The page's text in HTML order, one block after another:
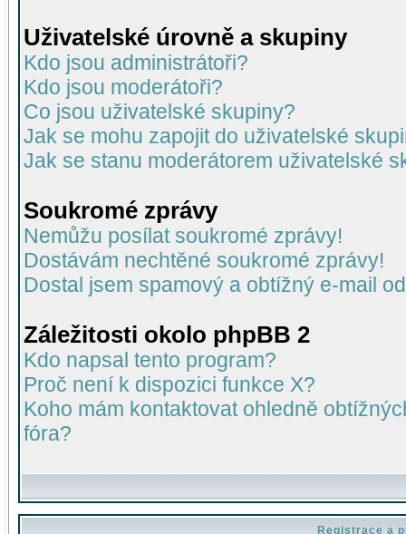
Uživatelské úrovně a skupiny
Kdo jsou administrátoři?
Kdo jsou moderátoři?
Co jsou uživatelské skupiny?
Jak se mohu zapojit do uživatelské
Jak se stanu moderátorem uživatelské
Soukromé zprávy
Nemůžu posílat soukromé zprávy!
Dostávám nechtěné soukromé zprávy!
Dostal jsem spamový a obtížný e-mail
Záležitosti okolo phpBB 2
Kdo napsal tento program?
Proč není k dispozici funkce X?
Koho mám kontaktovat ohledně
fóra?
Registrace a